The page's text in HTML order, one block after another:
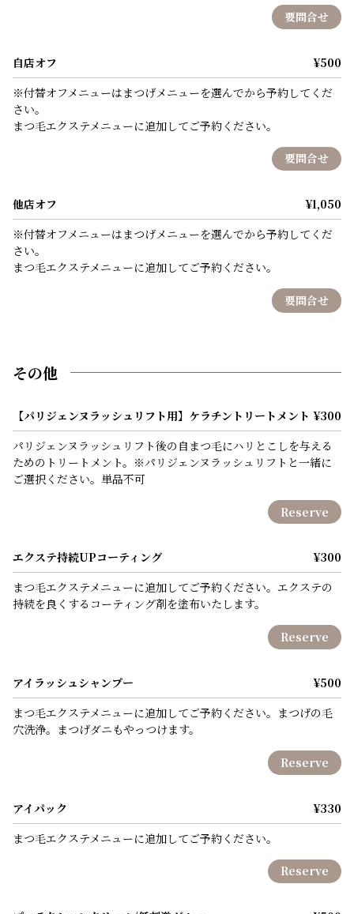
要問合せ
自店オフ
¥500
※付替オフメニューはまつげメニューを選んでから予約してくだ
さい。
まつ毛エクステメニューに追加してご予約ください。
要問合せ
他店オフ
¥1,050
※付替オフメニューはまつげメニューを選んでから予約してくだ
さい。
まつ毛エクステメニューに追加してご予約ください。
要問合せ
その他
【パリジェンヌラッシュリフト用】ケラチントリートメント ¥300
パリジェンヌラッシュリフト後の自まつ毛にハリとこしを与える
ためのトリートメント。※パリジェンヌラッシュリフトと一緒に
ご選択ください。単品不可
Reserve
エクステ持続UPコーティング
¥300
まつ毛エクステメニューに追加してご予約ください。エクステの
持続を良くするコーティング剤を塗布いたします。
Reserve
アイラッシュシャンプー
¥500
まつ毛エクステメニューに追加してご予約ください。まつげの毛
穴洗浄。まつげダニもやっつけます。
Reserve
アイパック
¥330
まつ毛エクステメニューに追加してご予約ください。
Reserve